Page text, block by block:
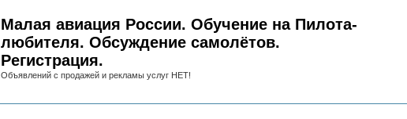
Малая авиация России. Обучение на Пилота-
любителя. Обсуждение самолётов.
Регистрация.
Объявлений с продажей и рекламы услуг НЕТ!